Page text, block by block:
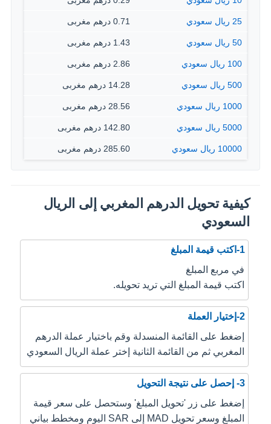
25 ريال سعودي 0.71 درهم مغربى
50 ريال سعودي 1.43 درهم مغربى
100 ريال سعودي 2.86 درهم مغربى
500 ريال سعودي 14.28 درهم مغربى
1000 ريال سعودي 28.56 درهم مغربى
5000 ريال سعودي 142.80 درهم مغربى
10000 ريال سعودي 285.60 درهم مغربى
كيفية تحويل الدرهم المغربي إلى الريال
السعودي
1-اكتب قيمة المبلغ
في مربع المبلغ
اكتب قيمة المبلغ التي تريد تحويله.
2-إختيار العملة
إضغط على القائمة المنسدلة وقم باختيار عملة الدرهم
المغربي ثم من القائمة الثانية إختر عملة الريال السعودي
3- إحصل على نتيجة التحويل
إضغط على زر 'تحويل المبلغ' وستحصل على سعر قيمة
المبلغ وسعر تحويل MAD إلى SAR اليوم ومخطط بياني